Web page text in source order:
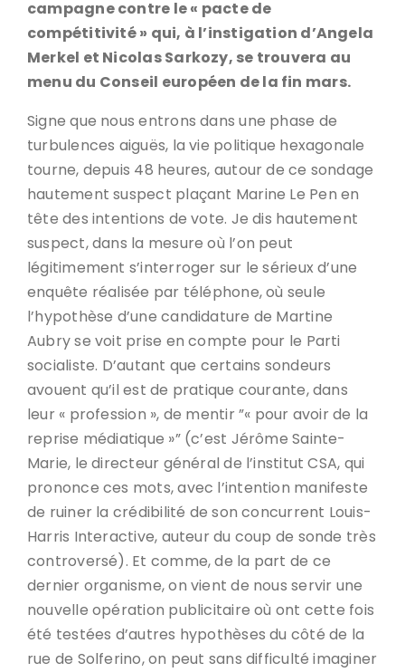
campagne contre le « pacte de
compétitivité » qui, à l’instigation d’Angela
Merkel et Nicolas Sarkozy, se trouvera au
menu du Conseil européen de la fin mars.
Signe que nous entrons dans une phase de
turbulences aiguës, la vie politique hexagonale
tourne, depuis 48 heures, autour de ce sondage
hautement suspect plaçant Marine Le Pen en
tête des intentions de vote. Je dis hautement
suspect, dans la mesure où l’on peut
légitimement s’interroger sur le sérieux d’une
enquête réalisée par téléphone, où seule
l’hypothèse d’une candidature de Martine
Aubry se voit prise en compte pour le Parti
socialiste. D’autant que certains sondeurs
avouent qu’il est de pratique courante, dans
leur « profession », de mentir ”« pour avoir de la
reprise médiatique »” (c’est Jérôme Sainte-
Marie, le directeur général de l’institut CSA, qui
prononce ces mots, avec l’intention manifeste
de ruiner la crédibilité de son concurrent Louis-
Harris Interactive, auteur du coup de sonde très
controversé). Et comme, de la part de ce
dernier organisme, on vient de nous servir une
nouvelle opération publicitaire où ont cette fois
été testées d’autres hypothèses du côté de la
rue de Solferino, on peut sans difficulté imaginer